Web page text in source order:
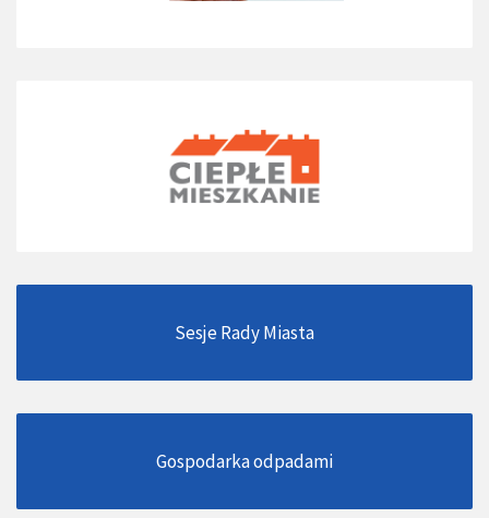
Sesje Rady Miasta
Gospodarka odpadami